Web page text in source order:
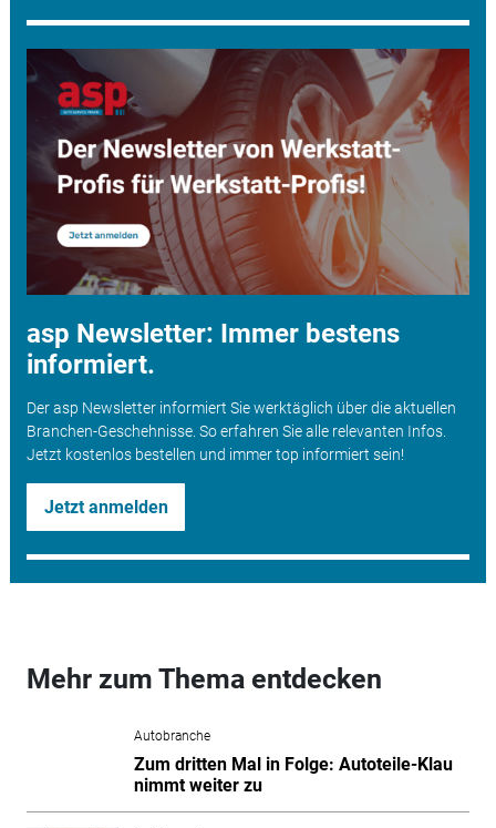
asp Newsletter: Immer bestens
informiert.
Der asp Newsletter informiert Sie werktäglich über die aktuellen
Branchen-Geschehnisse. So erfahren Sie alle relevanten Infos.
Jetzt kostenlos bestellen und immer top informiert sein!
Jetzt anmelden
Mehr zum Thema entdecken
Autobranche
Zum dritten Mal in Folge: Autoteile-Klau
nimmt weiter zu